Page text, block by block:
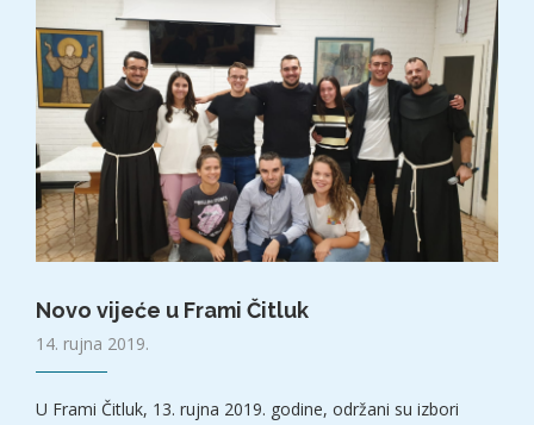
Novo vijeće u Frami Čitluk
14. rujna 2019.
U Frami Čitluk, 13. rujna 2019. godine, održani su izbori